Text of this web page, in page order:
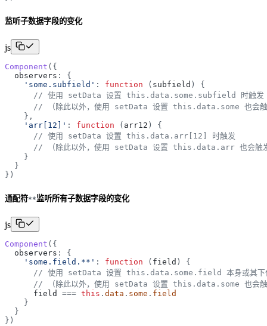
监听子数据字段的变化
js
Component ( {
observers :
{
' some.subfield ' : function ( subfield )
{
// 使用 setData 设置 this.data.some.subfield 时触发
// （除此以外，使用 setData 设置 this.data.some 也会触
} ,
' arr[12] ' : function ( arr12 )
{
// 使用 setData 设置 this.data.arr[12] 时触发
// （除此以外，使用 setData 设置 this.data.arr 也会触
}
}
} )
通配符**监听所有子数据字段的变化
js
Component ( {
observers :
{
' some.field.** ' : function ( field )
{
// 使用 setData 设置 this.data.some.field 本身或其下任
// （除此以外，使用 setData 设置 this.data.some 也会触
field
=== this . data . some . field
}
}
} )